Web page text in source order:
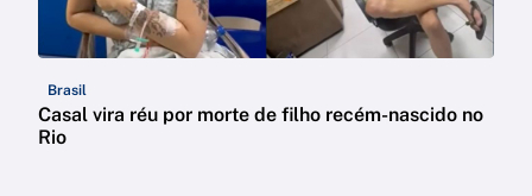
Brasil
Casal vira réu por morte de filho recém-nascido no
Rio